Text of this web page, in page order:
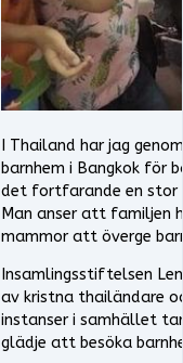
I Thailand har jag
barnhem i Bangkok för
det fortfarande en stor
Man anser att familjen
mammor att överge
Insamlingsstiftelsen
av kristna thailändare
instanser i samhället
glädje att besöka